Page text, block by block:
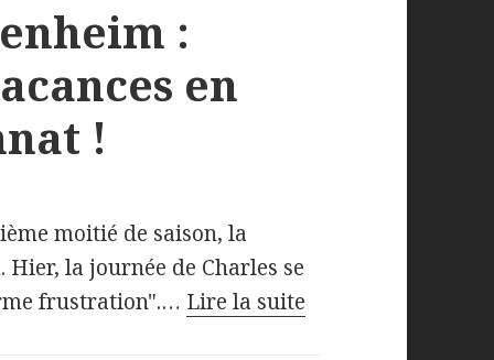
:
en
!
moitié de saison, la
la journée de Charles se
frustration".… Lire la suite